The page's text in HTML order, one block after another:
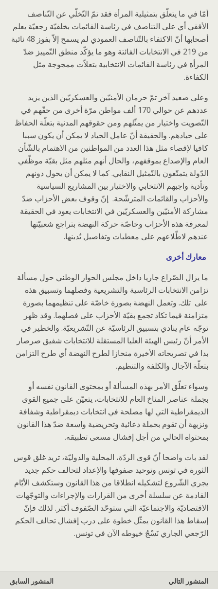
أمّا في ما يتعلّق بتمثيلية المرأة فقد تمّ التّخلّي عن التّناصف
الأفقي أي على التناصف في رئاسة القائمات بخلفيّة رجعيّة يعلم
أصحابها أنّ الاكتفاء بالتّناصف العمودي لم يسمح إلاّ بفوز 48 نائبة
من 219 في الانتخابات الفائتة وهو ما يؤكّد منطق التّمييز ضدّ
المرأة في رئاسة القائمات الانتخابية بتعلاّت ممجوجة مثل
الكفاءة.
وعلى صعيد آخر تمّ حرمان الأمنيّين والعسكريّين الذين يزيد
عددهم عن حوالي 170 ألف مواطن مرّة أخرى من حقّهم في
التّصويت واختيار من يمثّلهم ومن حقوقهم المدنية بتعلّة الحفاظ
على حيادهم. والحقيقة أنّ عامل الحياد لا يمكن أن يكون سببا
كافيا لإقصاء مثل هذا العدد من المواطنين من الاهتمام بالشّأن
العام والإصداع بموقفهم، والحال أنهم مثلهم مثل بقيّة موظّفي
الدّولة يتمتّعون بالتّمثيل النقابي. كما لا يمكن أن يحول دونهم
وتأدية واجبهم الانتخابي والاختيار بين المشاريع السياسية
والأحزاب والقائمات المترشّحة. إنّ وقوف بعض الأحزاب ضدّ
مشاركة الأمنيّين والعسكريّين في الانتخابات يعود في الحقيقة
لمعرفة هذه الأحزاب وخاصّة حركة النهضة بتراجع شعبيّتها
عندهم لاطّلاعهم على معطيات وتفاصيل تُدينها.
معارك أخرى
ما يزال الصّراع جاريا داخل مجلس الحوار الوطني حول مسألة
تزامن الانتخابات الرئاسية والتشريعية وفصلهما وتسبيق هذه
على تلك. وتعمل النهضة بصورة خاصّة على تنظيمهما بصورة
متزامنة فيما تكاد تجمع بقيّة الأحزاب على فصلهما. وقد ظهر
توجّه عام ينادي بتسبيق الرئاسيّة عن التّشريعيّة. والخطير في
الأمر أنّ رئيس الهيئة العليا المستقلة للانتخابات شفيق صرصار
بدا في تصريحاته الأخيرة منحازا لطرح النهضة أي طرح التزامن
بتعلّة الآجال والكلفة والتنظيم.
وسواء تعلّق الأمر بهذه المسألة أو بمحتوى القانون نفسه أو
بجملة عناصر المناخ العام للانتخابات، يتعيّن على جميع القوى
الديمقراطية التي لها مصلحة في انتخابات ديمقراطية وشفافة
ونزيهة أن تقوم بحملة دعائية وتحريضية واسعة ضدّ هذا القانون
بمحتواه الحالي من أجل إفشال مسعى تطبيقه.
لقد بات واضحا أنّ قوى الردّة، المحلية والدوليّة، تريد غلق قوس
الثورة في تونس وتوحيد صفوفها والإعداد لتحالف حكم جديد
يجري الشّروع لتشكيله انطلاقا من هذا القانون وستكشف الأيّام
القادمة عن سلسلة أخرى من القرارات والإجراءات والتوجّهات
الاقتصاديّة والاجتماعيّة التي ستوحّد الصّفوف أكثر. لذلك فإنّ
إسقاط هذا القانون يمثّل خطوة على درب إفشال تحالف الحكم
الرّجعي الجاري نَسْجُ خيوطه الآن في تونس.
المنشور السابق
المنشور التالي